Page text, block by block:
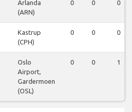
Arlanda
(ARN)
0 0 0
Kastrup
(CPH)
0 0 0
Oslo
Airport,
Gardermoen
(OSL)
0 0 1